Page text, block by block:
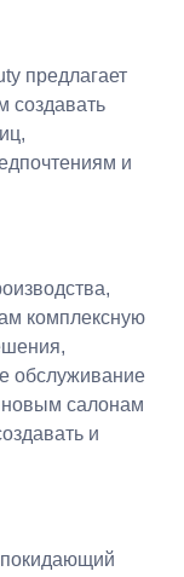
предлагает
создавать
и
комплексную
обслуживание
новым салонам
и
покидающий